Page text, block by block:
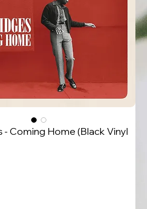
- Coming Home (Black Vinyl